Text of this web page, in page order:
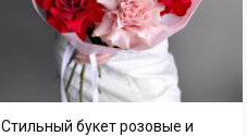
Стильный букет розовые и